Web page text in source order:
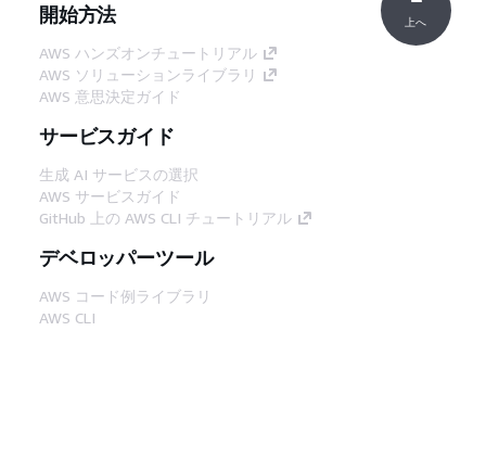
開始方法
AWS ハンズオンチュートリアル
AWS ソリューションライブラリ
AWS 意思決定ガイド
サービスガイド
生成 AI サービスの選択
AWS サービスガイド
GitHub 上の AWS CLI チュートリアル
デベロッパーツール
AWS コード例ライブラリ
AWS CLI
上へ